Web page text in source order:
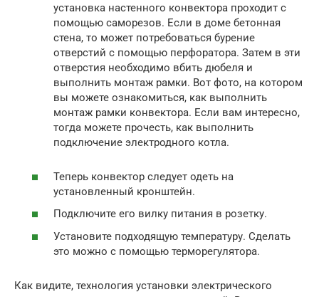
установка настенного конвектора проходит с
помощью саморезов. Если в доме бетонная
стена, то может потребоваться бурение
отверстий с помощью перфоратора. Затем в эти
отверстия необходимо вбить дюбеля и
выполнить монтаж рамки. Вот фото, на котором
вы можете ознакомиться, как выполнить
монтаж рамки конвектора. Если вам интересно,
тогда можете прочесть, как выполнить
подключение электродного котла.
Теперь конвектор следует одеть на
установленный кронштейн.
Подключите его вилку питания в розетку.
Установите подходящую температуру. Сделать
это можно с помощью терморегулятора.
Как видите, технология установки электрического